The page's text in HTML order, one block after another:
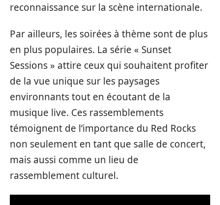
reconnaissance sur la scène internationale.
Par ailleurs, les soirées à thème sont de plus
en plus populaires. La série « Sunset
Sessions » attire ceux qui souhaitent profiter
de la vue unique sur les paysages
environnants tout en écoutant de la
musique live. Ces rassemblements
témoignent de l’importance du Red Rocks
non seulement en tant que salle de concert,
mais aussi comme un lieu de
rassemblement culturel.